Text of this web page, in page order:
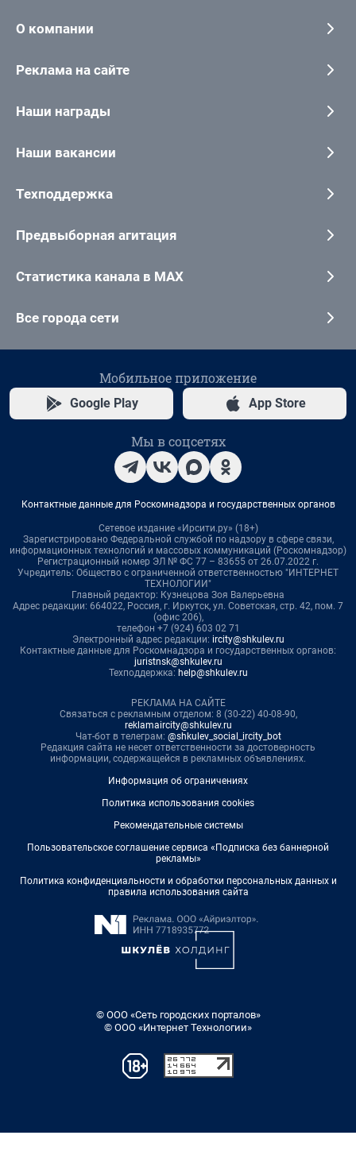
О компании
Реклама на сайте
Наши награды
Наши вакансии
Техподдержка
Предвыборная агитация
Статистика канала в MAX
Все города сети
Мобильное приложение
Google Play App Store
Мы в соцсетях
Контактные данные для Роскомнадзора и государственных органов
Сетевое издание «Ирсити.ру» (18+)
Зарегистрировано Федеральной службой по надзору в сфере связи,
информационных технологий и массовых коммуникаций (Роскомнадзор)
Регистрационный номер ЭЛ № ФС 77 – 83655 от 26.07.2022 г.
Учредитель: Общество с ограниченной ответственностью "ИНТЕРНЕТ
ТЕХНОЛОГИИ"
Главный редактор: Кузнецова Зоя Валерьевна
Адрес редакции: 664022, Россия, г. Иркутск, ул. Советская, стр. 42, пом. 7
(офис 206),
телефон +7 (924) 603 02 71
Электронный адрес редакции: ircity@shkulev.ru
Контактные данные для Роскомнадзора и государственных органов:
juristnsk@shkulev.ru
Техподдержка: help@shkulev.ru
РЕКЛАМА НА САЙТЕ
Связаться с рекламным отделом: 8 (30-22) 40-08-90,
reklamaircity@shkulev.ru
Чат-бот в телеграм: @shkulev_social_ircity_bot
Редакция сайта не несет ответственности за достоверность
информации, содержащейся в рекламных объявлениях.
Информация об ограничениях
Политика использования cookies
Рекомендательные системы
Пользовательское соглашение сервиса «Подписка без баннерной
рекламы»
Политика конфиденциальности и обработки персональных данных и
правила использования сайта
© ООО «Сеть городских порталов»
© ООО «Интернет Технологии»